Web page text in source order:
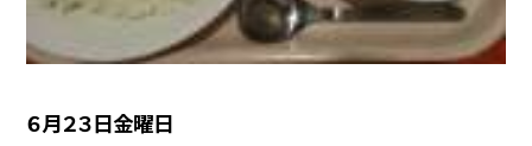
６月２３日金曜日